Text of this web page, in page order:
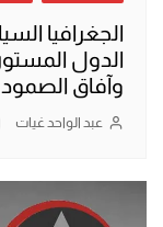
الدول
وآفاق الصمود (2026-
عبد الواحد غيات